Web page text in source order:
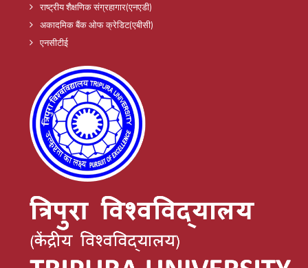
राष्ट्रीय शैक्षणिक संग्रहागार(एनएडी)
अकादमिक बैंक ओफ क्रेडिट(एबीसी)
एनसीटीई